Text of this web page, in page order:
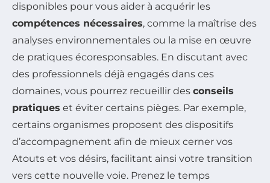
disponibles pour vous aider à acquérir les
compétences nécessaires, comme la maîtrise des
analyses environnementales ou la mise en œuvre
de pratiques écoresponsables. En discutant avec
des professionnels déjà engagés dans ces
domaines, vous pourrez recueillir des conseils
pratiques et éviter certains pièges. Par exemple,
certains organismes proposent des dispositifs
d’accompagnement afin de mieux cerner vos
Atouts et vos désirs, facilitant ainsi votre transition
vers cette nouvelle voie. Prenez le temps